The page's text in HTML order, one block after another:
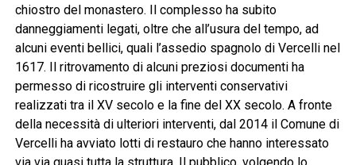
chiostro del monastero. Il complesso ha subito
danneggiamenti legati, oltre che all’usura del tempo, ad
alcuni eventi bellici, quali l’assedio spagnolo di Vercelli nel
1617. Il ritrovamento di alcuni preziosi documenti ha
permesso di ricostruire gli interventi conservativi
realizzati tra il XV secolo e la fine del XX secolo. A fronte
della necessità di ulteriori interventi, dal 2014 il Comune di
Vercelli ha avviato lotti di restauro che hanno interessato
via via quasi tutta la struttura. Il pubblico, volgendo lo